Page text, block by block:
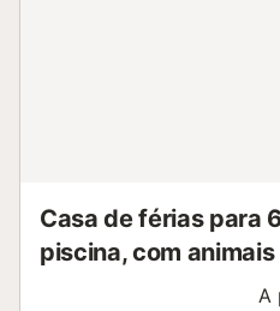
Casa de férias para
piscina, com
A